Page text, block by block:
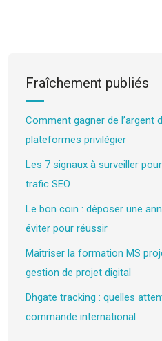
Fraîchement publiés
Comment gagner de l’argent
plateformes privilégier
Les 7 signaux à surveiller
trafic SEO
Le bon coin : déposer une
éviter pour réussir
Maîtriser la formation MS
gestion de projet digital
Dhgate tracking : quelles
commande international